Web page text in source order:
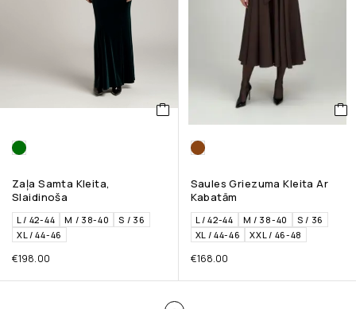
Zaļa Samta Kleita,
Slaidinoša
L / 42-44 M / 38-40
S / 36
XL / 44-46
€198.00
Saules Griezuma Kleita Ar
Kabatām
L / 42-44 M / 38-40
S / 36
XL / 44-46
XXL / 46-48
€168.00